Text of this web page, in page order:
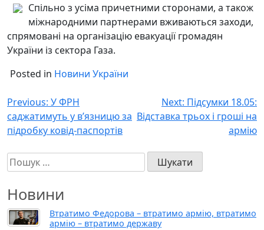
Спільно з усіма причетними сторонами, а також
міжнародними партнерами вживаються заходи,
спрямовані на організацію евакуації громадян
України із сектора Газа.
Posted in Новини України
Навігація
записів
Previous: У ФРН
саджатимуть у в’язницю за
підробку ковід-паспортів
Next: Підсумки 18.05:
Відставка трьох і гроші на
армію
Пошук:
Новини
Втратимо Федорова – втратимо армію, втратимо
армію – втратимо державу